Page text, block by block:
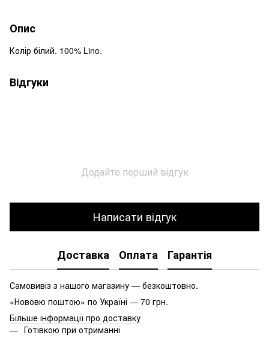
Опис
Колір білий. 100% Lino.
Відгуки
Додайте перший відгук
Написати відгук
Доставка Оплата Гарантія
Самовивіз з нашого магазину — безкоштовно.
«Нововю поштою» по Україні — 70 грн.
Більше інформації про доставку
Готівкою при отриманні